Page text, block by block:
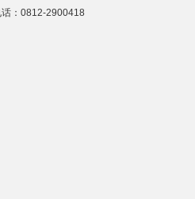
：0812-2900418